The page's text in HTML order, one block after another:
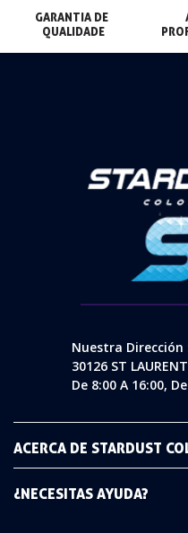
GARANTIA DE
QUALIDADE
Nuestra Dirección
30126 ST
De 8:00 A 16:00,
ACERCA DE STARDUST
¿NECESITAS AYUDA?